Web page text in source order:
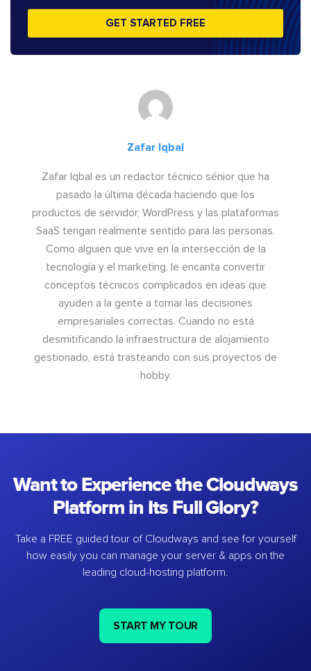
GET STARTED FREE
Zafar Iqbal
Zafar Iqbal es un redactor técnico sénior que ha
pasado la última década haciendo que los
productos de servidor, WordPress y las plataformas
SaaS tengan realmente sentido para las personas.
Como alguien que vive en la intersección de la
tecnología y el marketing, le encanta convertir
conceptos técnicos complicados en ideas que
ayuden a la gente a tomar las decisiones
empresariales correctas. Cuando no está
desmitificando la infraestructura de alojamiento
gestionado, está trasteando con sus proyectos de
hobby.
Want to Experience the Cloudways
Platform in Its Full Glory?
Take a FREE guided tour of Cloudways and see for yourself
how easily you can manage your server & apps on the
leading cloud-hosting platform.
START MY TOUR